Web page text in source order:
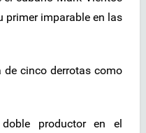
primer imparable en las
cinco derrotas como
productor en el